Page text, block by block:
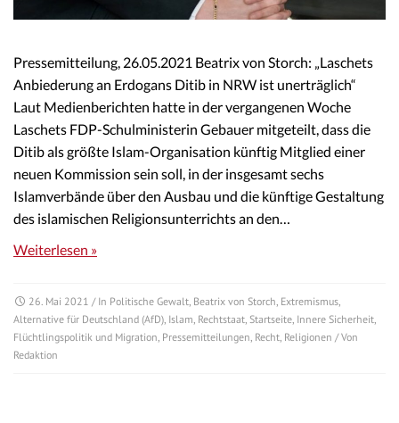
Pressemitteilung, 26.05.2021 Beatrix von Storch: „Laschets
Anbiederung an Erdogans Ditib in NRW ist unerträglich“
Laut Medienberichten hatte in der vergangenen Woche
Laschets FDP-Schulministerin Gebauer mitgeteilt, dass die
Ditib als größte Islam-Organisation künftig Mitglied einer
neuen Kommission sein soll, in der insgesamt sechs
Islamverbände über den Ausbau und die künftige Gestaltung
des islamischen Religionsunterrichts an den…
Weiterlesen »
26. Mai 2021 / In Politische Gewalt Beatrix von Storch Extremismus
Alternative für Deutschland (AfD) Islam Rechtstaat Startseite Innere Sicherheit
Flüchtlingspolitik und Migration Pressemitteilungen Recht Religionen / Von
Redaktion